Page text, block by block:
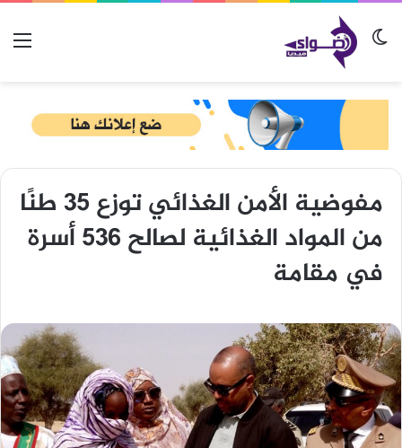
الوضع المظلم
مفوضية الأمن الغذائي توزع 35 طنًا
من المواد الغذائية لصالح 536 أسرة
في مقامة